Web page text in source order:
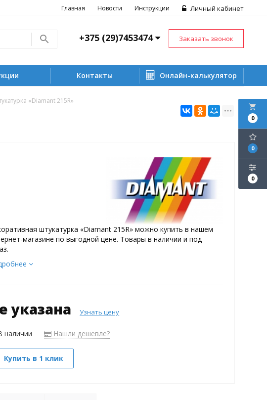
Личный кабинет
Главная Новости Инструкции
+375 (29)7453474 Заказать звонок
Контакты Онлайн-калькулятор
«Diamant 215R»
local_grocery_store
0
0
0
штукатурка «Diamant 215R» можно купить в нашем
магазине по выгодной цене. Товары в наличии и под
указана Узнать цену
наличии Нашли дешевле?
Купить в 1 клик